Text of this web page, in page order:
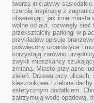
tworzą inicjatywy
czerpią inspirację z
obserwując, jak inne miasta
wolne od aut, rozwinęły
przekształciły parkingi w
przykładów opisuje branżowy
poświęcony urbanistyce i
korzystają zarówno
zwykli mieszkańcy
zmianą. Miasto przyjazne
zieleń. Drzewa przy ulicach,
kieszonkowe i zielone
estetycznym dodatkiem.
zatrzymują wodę opadową,